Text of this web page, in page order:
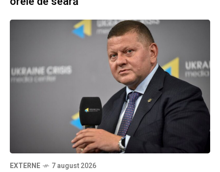
EXTERNE 7 august 2026